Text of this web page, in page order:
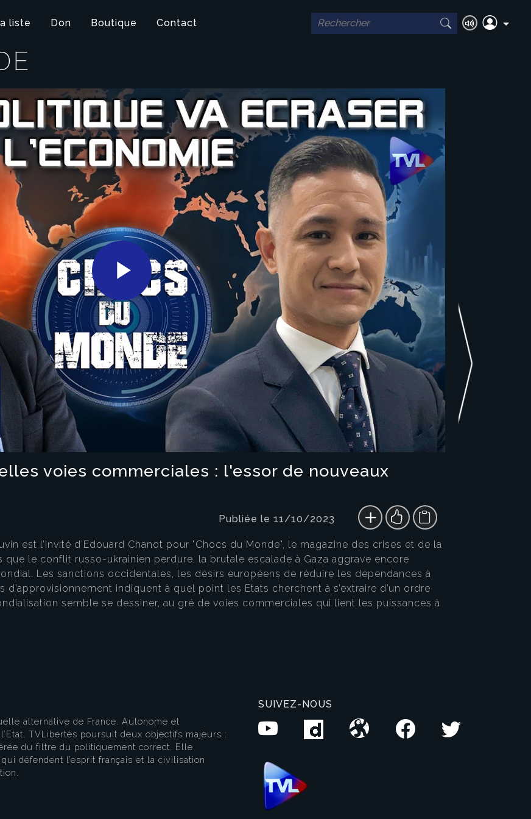
des cookies
liste Don Boutique Contact
Play
Video
voies commerciales : l'essor de nouveaux
Publiée le 11/10/2023
est l’invité d’Edouard Chanot pour "Chocs du Monde", le magazine des crises et de la
le conflit russo-ukrainien perdure, la brutale escalade à Gaza aggrave encore
Les sanctions occidentales, les désirs européens de réduire les dépendances à
d’approvisionnement indiquent à quel point les Etats cherchent à s’extraire d’un ordre
semble se dessiner, au gré de voies commerciales qui lient les puissances à
alternative de France. Autonome et
TVLibertés poursuit deux objectifs majeurs :
du filtre du politiquement correct. Elle
défendent l’esprit français et la civilisation
SUIVEZ-NOUS